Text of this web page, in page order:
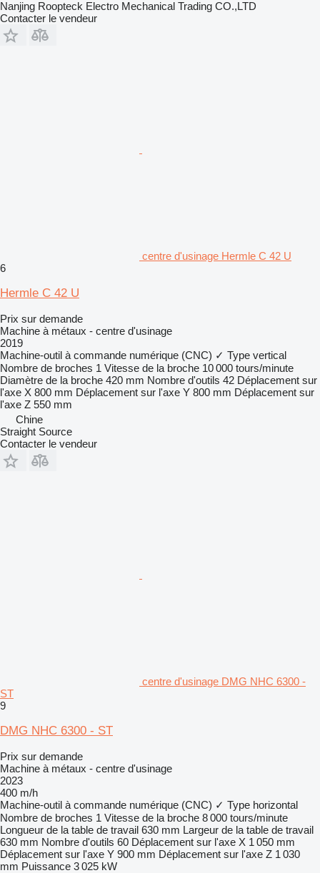
Nanjing Roopteck Electro Mechanical Trading CO.,LTD
Contacter le vendeur
centre d'usinage Hermle C 42 U
6
Hermle C 42 U
Prix sur demande
Machine à métaux - centre d'usinage
2019
Machine-outil à commande numérique (CNC) ✓ Type vertical
Nombre de broches 1 Vitesse de la broche 10 000 tours/minute
Diamètre de la broche 420 mm Nombre d'outils 42 Déplacement sur
l'axe X 800 mm Déplacement sur l'axe Y 800 mm Déplacement sur
l'axe Z 550 mm
Chine
Straight Source
Contacter le vendeur
centre d'usinage DMG NHC 6300 -
ST
9
DMG NHC 6300 - ST
Prix sur demande
Machine à métaux - centre d'usinage
2023
400 m/h
Machine-outil à commande numérique (CNC) ✓ Type horizontal
Nombre de broches 1 Vitesse de la broche 8 000 tours/minute
Longueur de la table de travail 630 mm Largeur de la table de travail
630 mm Nombre d'outils 60 Déplacement sur l'axe X 1 050 mm
Déplacement sur l'axe Y 900 mm Déplacement sur l'axe Z 1 030
mm Puissance 3 025 kW